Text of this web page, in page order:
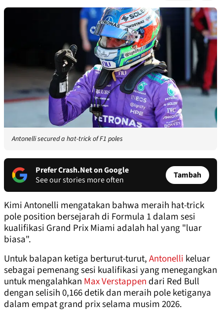
Antonelli secured a hat-trick of F1 poles
Prefer Crash.Net on Google
See our stories more often
Tambah
Kimi Antonelli mengatakan bahwa meraih hat-trick
pole position bersejarah di Formula 1 dalam sesi
kualifikasi Grand Prix Miami adalah hal yang "luar
biasa".
Untuk balapan ketiga berturut-turut,Antonelli keluar
sebagai pemenang sesi kualifikasi yang menegangkan
untuk mengalahkan Max Verstappen dari Red Bull
dengan selisih 0,166 detik dan meraih pole ketiganya
dalam empat grand prix selama musim 2026.